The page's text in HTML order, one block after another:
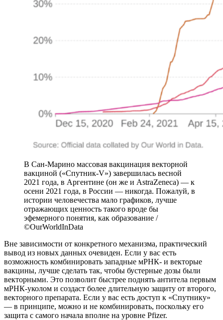
В Сан-Марино массовая вакцинация векторной
вакциной («Спутник-V») завершилась весной
2021 года, в Аргентине (он же и AstraZeneca) — к
осени 2021 года, в России — никогда. Пожалуй, в
истории человечества мало графиков, лучше
отражающих ценность такого вроде бы
эфемерного понятия, как образование /
©OurWorldInData
Вне зависимости от конкретного механизма, практический
вывод из новых данных очевиден. Если у вас есть
возможность комбинировать западные мРНК- и векторые
вакцины, лучше сделать так, чтобы бустерные дозы были
векторными. Это позволит быстрее поднять антитела первым
мРНК-уколом и создаст более длительную защиту от второго,
векторного препарата. Если у вас есть доступ к «Спутнику»
— в принципе, можно и не комбинировать, поскольку его
защита с самого начала вполне на уровне Pfizer.